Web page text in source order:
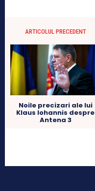
ARTICOLUL PRECEDENT
Noile precizari ale lui
Klaus Iohannis despre
Antena 3